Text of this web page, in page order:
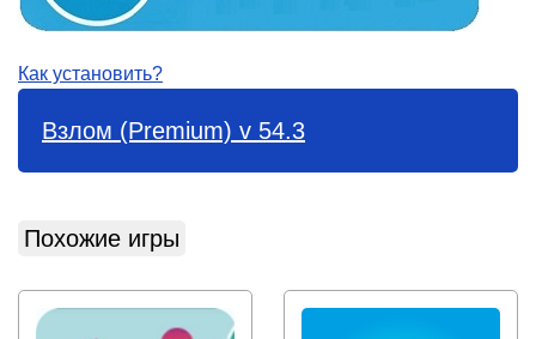
Как установить?
Взлом (Premium) v 54.3
Похожие игры